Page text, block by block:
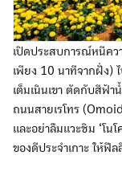
เปิดประสบการณ์หนีคว
เพียง 10 นาทีจากฝั่ง)
เต็มเนินเขา ตัดกับสีฟ้า
ถนนสายเรโทร
และอย่าลืมแวะชิม ‘โน
ของดีประจำเกาะ ให้ฟี